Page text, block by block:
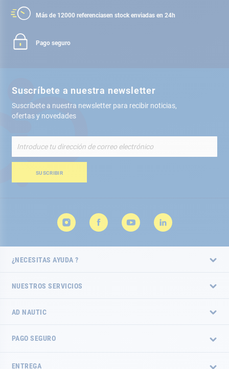
Más de 12000 referenciasen stock enviadas en 24h
Pago seguro
Suscríbete a nuestra newsletter
Suscríbete a nuestra newsletter para recibir noticias,
ofertas y novedades
nuestro
de
SUSCRIBIR
¿NECESITAS AYUDA ?
NUESTROS SERVICIOS
AD NAUTIC
PAGO SEGURO
ENTREGA